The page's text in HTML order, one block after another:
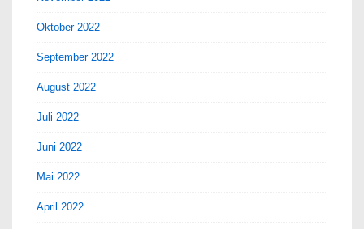
Oktober 2022
September 2022
August 2022
Juli 2022
Juni 2022
Mai 2022
April 2022